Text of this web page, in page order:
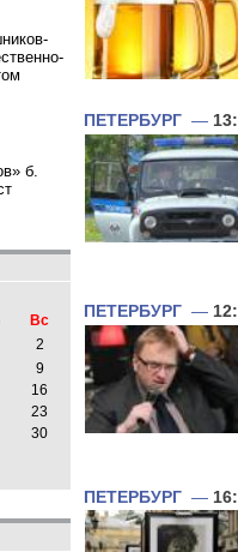
б.
Вс
2
9
16
23
30
ПЕТЕРБУРГ —
ПЕТЕРБУРГ —
ПЕТЕРБУРГ —